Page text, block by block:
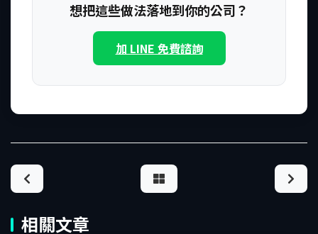
想把這些做法落地到你的公司？
加 LINE 免費諮詢
相關文章